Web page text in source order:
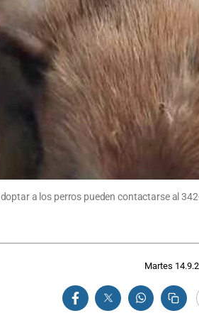
a los perros pueden contactarse al
Martes